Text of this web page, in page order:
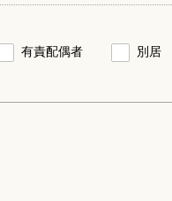
有責配偶者
別居